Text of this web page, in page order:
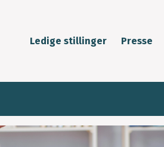
Ledige stillinger Presse